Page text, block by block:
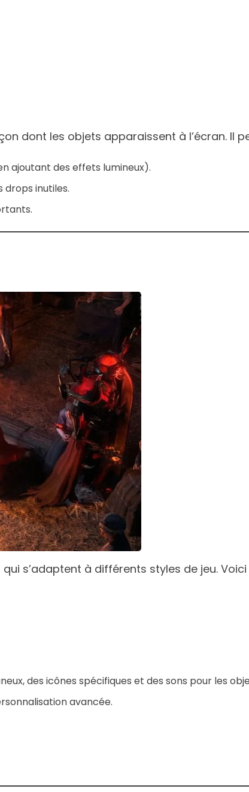
dont les objets apparaissent à l’écran. Il
ajoutant des effets lumineux).
drops inutiles.
s’adaptent à différents styles de jeu.
des icônes spécifiques et des sons pour les
avancée.